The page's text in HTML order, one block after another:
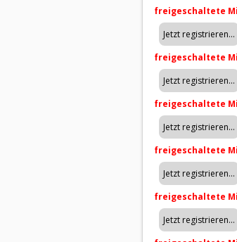
freigeschaltete
freigeschaltete
freigeschaltete
freigeschaltete
freigeschaltete